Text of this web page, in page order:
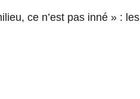
ce n’est pas inné » : les